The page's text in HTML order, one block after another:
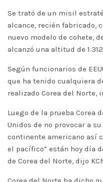
Se trató de un misil
alcance, recién fabricado,
nuevo modelo de cohete,
alcanzó una altitud de
Según funcionarios de
que ha tenido cualquiera
realizado Corea del Norte,
Luego de la prueba Corea
Unidos de no provocar a
continente americano así
el pacífico” están hoy día
de Corea del Norte, dijo